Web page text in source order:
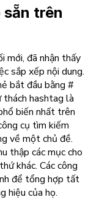
sẵn trên
mới, đã nhận thấy
sắp xếp nội dung.
bắt đầu bằng #
hashtag là
biến nhất trên
cụ tìm kiếm
về một chủ đề.
thập các mục cho
khác. Các công
để tổng hợp tất
hiệu của họ.